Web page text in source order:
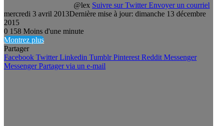
@lex Suivre sur Twitter Envoyer un courriel
mercredi 3 avril 2013Dernière mise à jour: dimanche 13 décembre
2015
0 158 Moins d'une minute
Montrez plus
Partager
Facebook Twitter Linkedin Tumblr Pinterest Reddit Messenger
Messenger Partager via un e-mail